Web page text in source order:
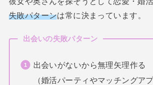
失敗パターンは常に決まっています。
出会いの失敗パターン
出会いがないから無理矢理作る
（婚活パーティやマッチングア